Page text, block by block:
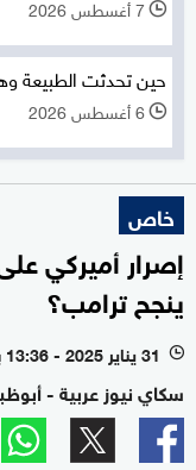
l 7 أغسطس 2026
حين تحدثت الطبيعة
l 6 أغسطس 2026
خاص
إصرار أميركي
ينجح ترامب؟
l 31 يناير 2025 - 13:36 بتوقيت أبوظبي
سكاي نيوز عربية -